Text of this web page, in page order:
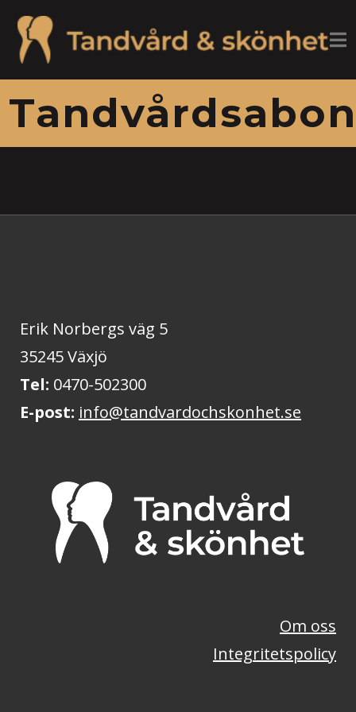
Erik Norbergs väg 5
35245 Växjö
Tel: 0470-502300
E-post: info@tandvardochskonhet.se
Om oss
Integritetspolicy